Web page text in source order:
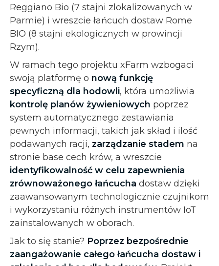
Reggiano Bio (7 stajni zlokalizowanych w
Parmie) i wreszcie łańcuch dostaw Rome
BIO (8 stajni ekologicznych w prowincji
Rzym).
W ramach tego projektu xFarm wzbogaci
swoją platformę o nową funkcję
specyficzną dla hodowli, która umożliwia
kontrolę planów żywieniowych poprzez
system automatycznego zestawiania
pewnych informacji, takich jak skład i ilość
podawanych racji, zarządzanie stadem na
stronie base cech krów, a wreszcie
identyfikowalność w celu zapewnienia
zrównoważonego łańcucha dostaw dzięki
zaawansowanym technologicznie czujnikom
i wykorzystaniu różnych instrumentów IoT
zainstalowanych w oborach.
Jak to się stanie? Poprzez bezpośrednie
zaangażowanie całego łańcucha dostaw i